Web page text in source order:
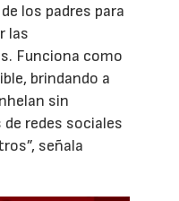
los padres para
las
Funciona como
brindando a
sin
redes sociales
señala